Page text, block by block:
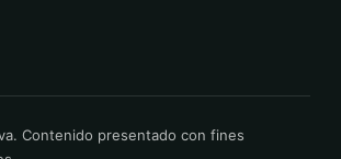
Contenido presentado con fines